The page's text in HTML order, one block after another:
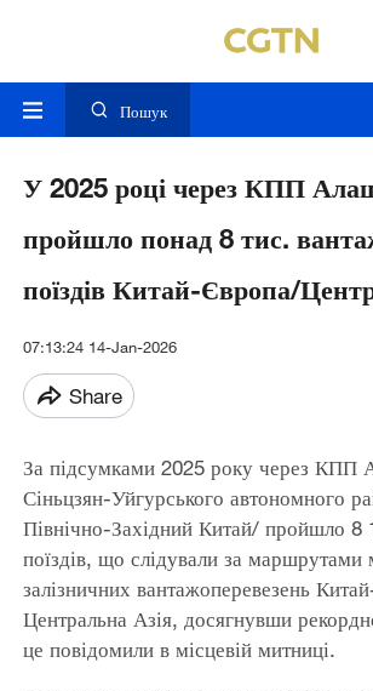
Пошук
У 2025 році через КПП
пройшло понад 8 тис.
поїздів Китай-Європа/
07:13:24 14-Jan-2026
Share
За підсумками 2025 року через КПП
Сіньцзян-Уйгурського автономного
Північно-Західний Китай/ пройшло 8
поїздів, що слідували за маршрутами
залізничних вантажоперевезень
Центральна Азія, досягнувши
це повідомили в місцевій митниці.